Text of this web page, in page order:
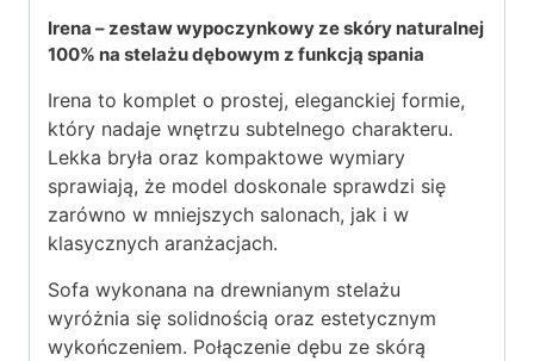
Irena – zestaw wypoczynkowy ze skóry naturalnej
100% na stelażu dębowym z funkcją spania
Irena to komplet o prostej, eleganckiej formie,
który nadaje wnętrzu subtelnego charakteru.
Lekka bryła oraz kompaktowe wymiary
sprawiają, że model doskonale sprawdzi się
zarówno w mniejszych salonach, jak i w
klasycznych aranżacjach.
Sofa wykonana na drewnianym stelażu
wyróżnia się solidnością oraz estetycznym
wykończeniem. Połączenie dębu ze skórą